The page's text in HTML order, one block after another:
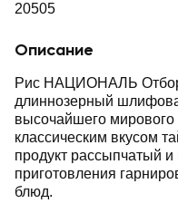
20505
Описание
Рис НАЦИОНАЛЬ
длиннозерный
высочайшего мирового
классическим вкусом
продукт рассыпчатый
приготовления
блюд.